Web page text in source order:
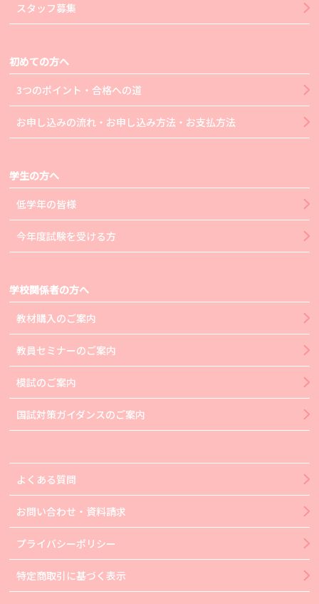
スタッフ募集
初めての方へ
3つのポイント・合格への道
お申し込みの流れ・お申し込み方法・お支払方法
学生の方へ
低学年の皆様
今年度試験を受ける方
学校関係者の方へ
教材購入のご案内
教員セミナーのご案内
模試のご案内
国試対策ガイダンスのご案内
よくある質問
お問い合わせ・資料請求
プライバシーポリシー
特定商取引に基づく表示